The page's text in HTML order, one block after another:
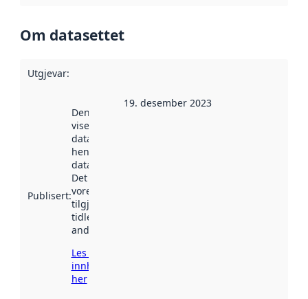
Om datasettet
Utgjevar:
Publisert:
Denne datoen
viser når
datasettet vart
henta inn av
data.norge.no.
Det kan ha
vore
tilgjengeleg
tidlegare
andre stader.
Les meir om
innhenting
her
19. desember 2023